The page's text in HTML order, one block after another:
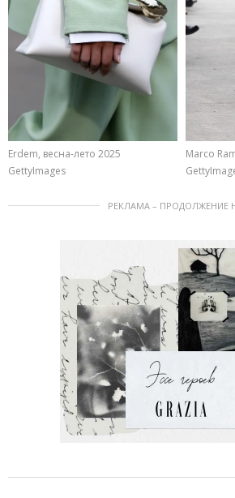
Erdem, весна-лето 2025
GettyImages
Marco
РЕКЛАМА – ПРОДОЛЖЕНИЕ